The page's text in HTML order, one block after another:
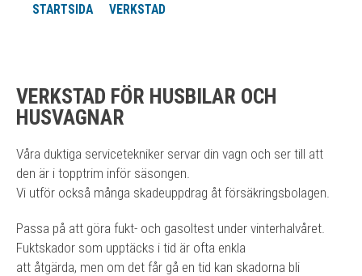
STARTSIDA VERKSTAD
VERKSTAD FÖR HUSBILAR OCH
HUSVAGNAR
Våra duktiga servicetekniker servar din vagn och ser till att
den är i topptrim inför säsongen.
Vi utför också många skadeuppdrag åt försäkringsbolagen.
Passa på att göra fukt- och gasoltest under vinterhalvåret.
Fuktskador som upptäcks i tid är ofta enkla
att åtgärda, men om det får gå en tid kan skadorna bli